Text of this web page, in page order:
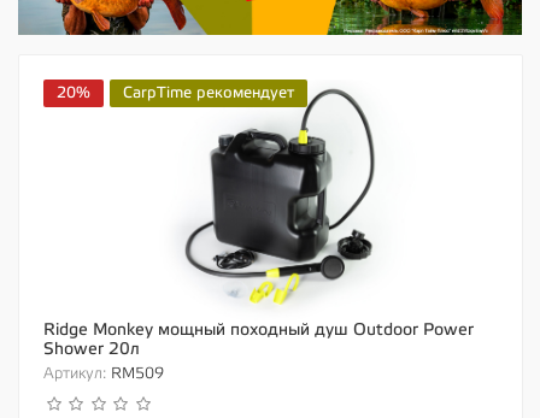
20% CarpTime рекомендует
Ridge Monkey мощный походный душ Outdoor Power
Shower 20л
Артикул: RM509